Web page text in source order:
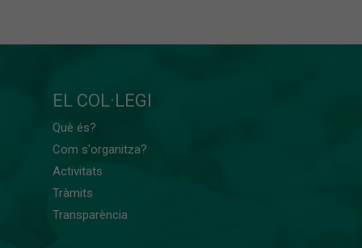
EL COL·LEGI
Què és?
Com s'organitza?
Activitats
Tràmits
Transparència